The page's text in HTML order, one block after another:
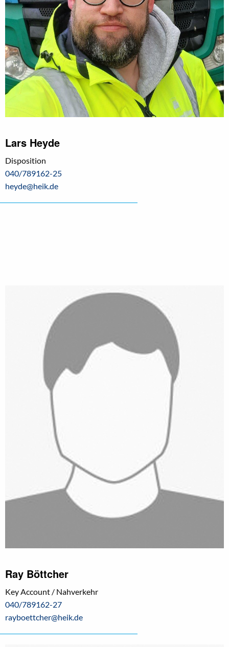
Lars Heyde
Disposition
040/789162-25
heyde@heik.de
Ray Böttcher
Key Account / Nahverkehr
040/789162-27
rayboettcher@heik.de